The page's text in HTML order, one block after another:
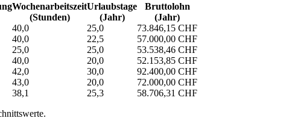
Wochen­arbeitszeit
(Stunden)
Urlaubs­tage
(Jahr)
Bruttolohn
(Jahr)
40,0 25,0
73.846,15 CHF
40,0 22,5
57.000,00 CHF
25,0 25,0
53.538,46 CHF
40,0 20,0
52.153,85 CHF
42,0 30,0
92.400,00 CHF
43,0 20,0
72.000,00 CHF
38,1 25,3
58.706,31 CHF